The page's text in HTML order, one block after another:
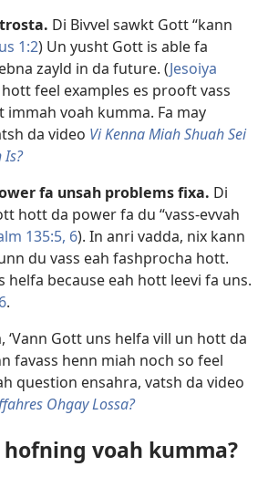
Di Bivvel sawkt Gott “kann
1:2) Un yusht Gott is able fa
zayld in da future. (Jesoiya
hott feel examples es prooft vass
voah kumma. Fa may
da video Vi Kenna Miah Shuah Sei
Is?
fa unsah problems fixa. Di
hott da power fa du “vass-evvah
135:5, 6). In anri vadda, nix kann
du vass eah fashprocha hott.
helfa because eah hott leevi fa uns.​
.
‘Vann Gott uns helfa vill un hott da
favass henn miah noch so feel
question ensahra, vatsh da video
Ohgay Lossa?
voah kumma?